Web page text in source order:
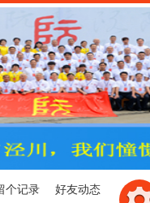
个记录
好友动态